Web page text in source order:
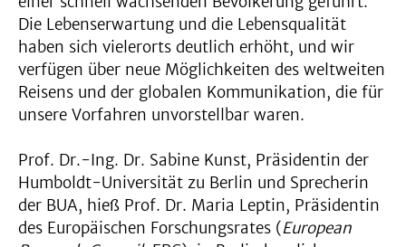
Die Lebenserwartung und die Lebensqualität
haben sich vielerorts deutlich erhöht, und wir
verfügen über neue Möglichkeiten des weltweiten
Reisens und der globalen Kommunikation, die für
unsere Vorfahren unvorstellbar waren.
Prof. Dr.-Ing. Dr. Sabine Kunst, Präsidentin der
Humboldt-Universität zu Berlin und Sprecherin
der BUA, hieß Prof. Dr. Maria Leptin, Präsidentin
des Europäischen Forschungsrates (European